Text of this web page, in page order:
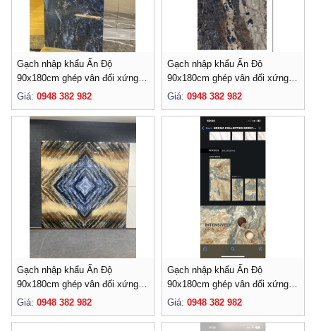
Gạch nhập khẩu Ấn Độ
90x180cm ghép vân đối xứng-
016
Giá: 0948 382 982
Gạch nhập khẩu Ấn Độ
90x180cm ghép vân đối xứng-
015
Giá: 0948 382 982
Gạch nhập khẩu Ấn Độ
90x180cm ghép vân đối xứng-
014
Giá: 0948 382 982
Gạch nhập khẩu Ấn Độ
90x180cm ghép vân đối xứng-
013
Giá: 0948 382 982